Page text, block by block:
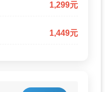
1,299元
1,449元